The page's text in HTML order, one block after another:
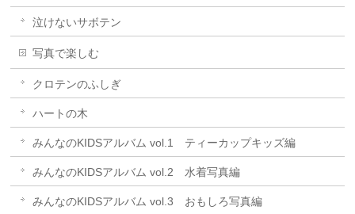
泣けないサボテン
写真で楽しむ
クロテンのふしぎ
ハートの木
みんなのKIDSアルバム vol.1 ティーカップキッズ編
みんなのKIDSアルバム vol.2 水着写真編
みんなのKIDSアルバム vol.3 おもしろ写真編